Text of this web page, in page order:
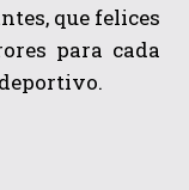
que felices
para cada